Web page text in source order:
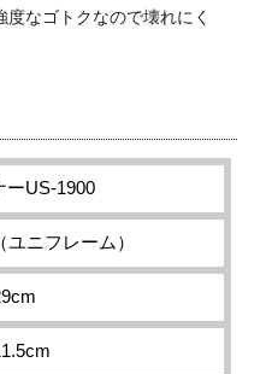
なゴトクなので壊れにく
ーUS-1900
ニフレーム）